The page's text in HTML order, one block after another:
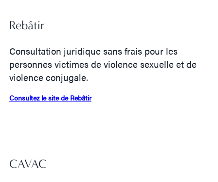
Rebâtir
Consultation juridique sans frais pour les
personnes victimes de violence sexuelle et de
violence conjugale.
Consultez le site de Rebâtir
CAVAC